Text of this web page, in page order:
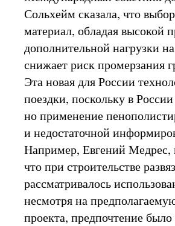
Сольхейм сказала, что
материал, обладая высокой
дополнительной нагрузки
снижает риск промерзания
Эта новая для России
поездки, поскольку в
но применение
и недостаточной
Например, Евгений Медрес,
что при строительстве
рассматривалось
несмотря на
проекта, предпочтение